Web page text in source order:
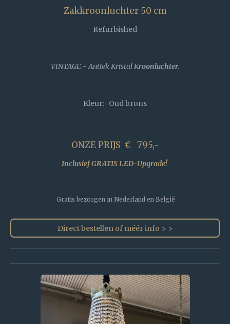
Zakkroonluchter 50 cm
Refurbished
VINTAGE - Antiek Kristal Kroonluchter.
Kleur: Oud brons
ONZE PRIJS € 795,-
Inclusief GRATIS LED-Upgrade!
Gratis bezorgen in Nederland en België
Direct bestellen of méér info > >